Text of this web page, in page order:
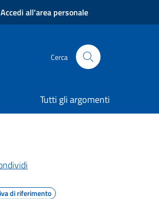
Accedi all'area personale
Cerca
Tutti gli argomenti
di riferimento